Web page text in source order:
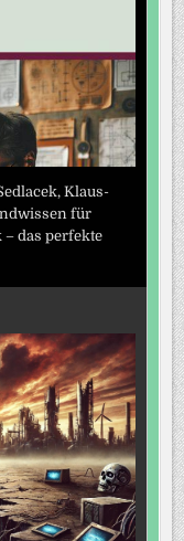
Klaus-
für
– das perfekte